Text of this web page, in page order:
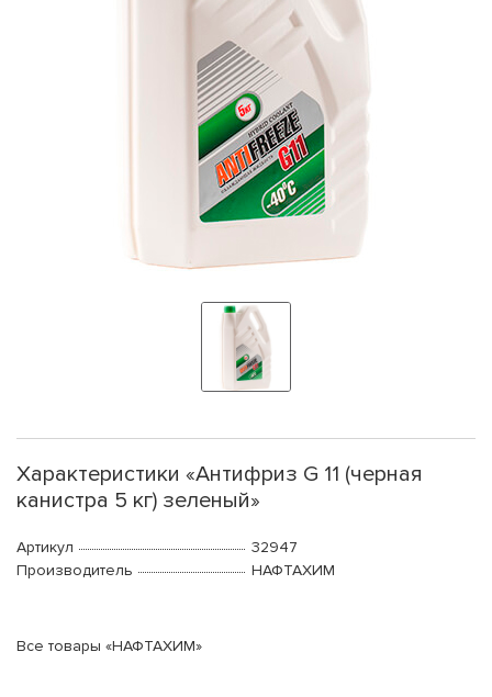
Характеристики «Антифриз G 11 (черная
канистра 5 кг) зеленый»
Артикул
32947
Производитель
НАФТАХИМ
Все товары «НАФТАХИМ»